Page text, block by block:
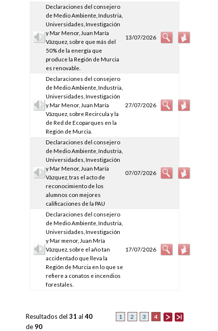
Declaraciones del consejero
de Medio Ambiente, Industria,
Universidades, Investigación
y Mar Menor, Juan María
Vázquez, sobre que más del
50% de la energía que
produce la Región de Murcia
es renovable.
13/07/2026
Declaraciones del consejero
de Medio Ambiente, Industria,
Universidades, Investigación
y Mar Menor, Juan María
Vázquez, sobre Recircula y la
de Red de Ecoparques en la
Región de Murcia.
27/07/2026
Declaraciones del consejero
de Medio Ambiente, Industria,
Universidades, Investigación
y Mar Menor, Juan María
Vázquez, tras el acto de
reconocimiento de los
alumnos con mejores
calificaciones de la PAU
07/07/2026
Declaraciones del consejero
de Medio Ambiente, Industria,
Universidades, Investigación
y Mar menor, Juan Mría
Vázquez, sobre el año tan
accidentado que lleva la
Región de Murcia en lo que se
refiere a conatos e incendios
forestales.
17/07/2026
1 2 3 4
Resultados del31 al40
de 90